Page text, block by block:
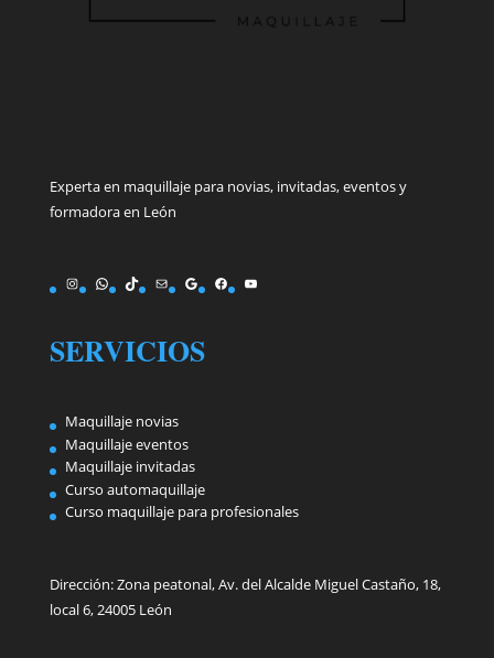
Experta en maquillaje para novias, invitadas, eventos y
formadora en León
Instagram
WhatsApp
TikTokCorreo electrónico
GoogleFacebookYouTube
SERVICIOS
Maquillaje novias
Maquillaje eventos
Maquillaje invitadas
Curso automaquillaje
Curso maquillaje para profesionales
Dirección:Zona peatonal, Av. del Alcalde Miguel Castaño, 18,
local 6, 24005 León